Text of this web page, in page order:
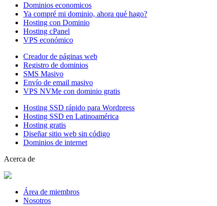
Dominios economicos
Ya compré mi dominio, ahora qué hago?
Hosting con Dominio
Hosting cPanel
VPS económico
Creador de páginas web
Registro de dominios
SMS Masivo
Envío de email masivo
VPS NVMe con dominio gratis
Hosting SSD rápido para Wordpress
Hosting SSD en Latinoamérica
Hosting gratis
Diseñar sitio web sin código
Dominios de internet
Acerca de
Área de miembros
Nosotros